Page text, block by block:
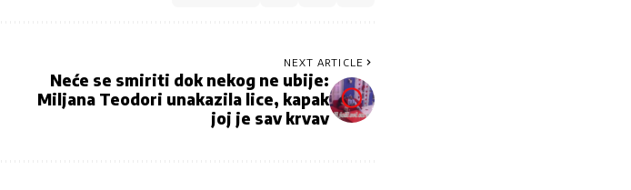
NEXT ARTICLE
Neće se smiriti dok nekog ne ubije:
Miljana Teodori unakazila lice, kapak
joj je sav krvav